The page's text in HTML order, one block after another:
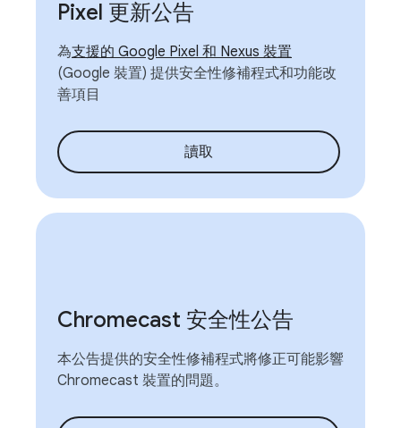
Pixel 更新公告
為支援的 Google Pixel 和 Nexus 裝置
(Google 裝置) 提供安全性修補程式和功能改
善項目
讀取
Chromecast 安全性公告
本公告提供的安全性修補程式將修正可能影響
Chromecast 裝置的問題。